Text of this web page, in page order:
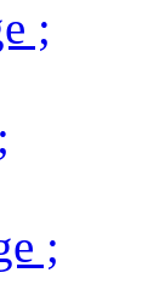
;
;
;